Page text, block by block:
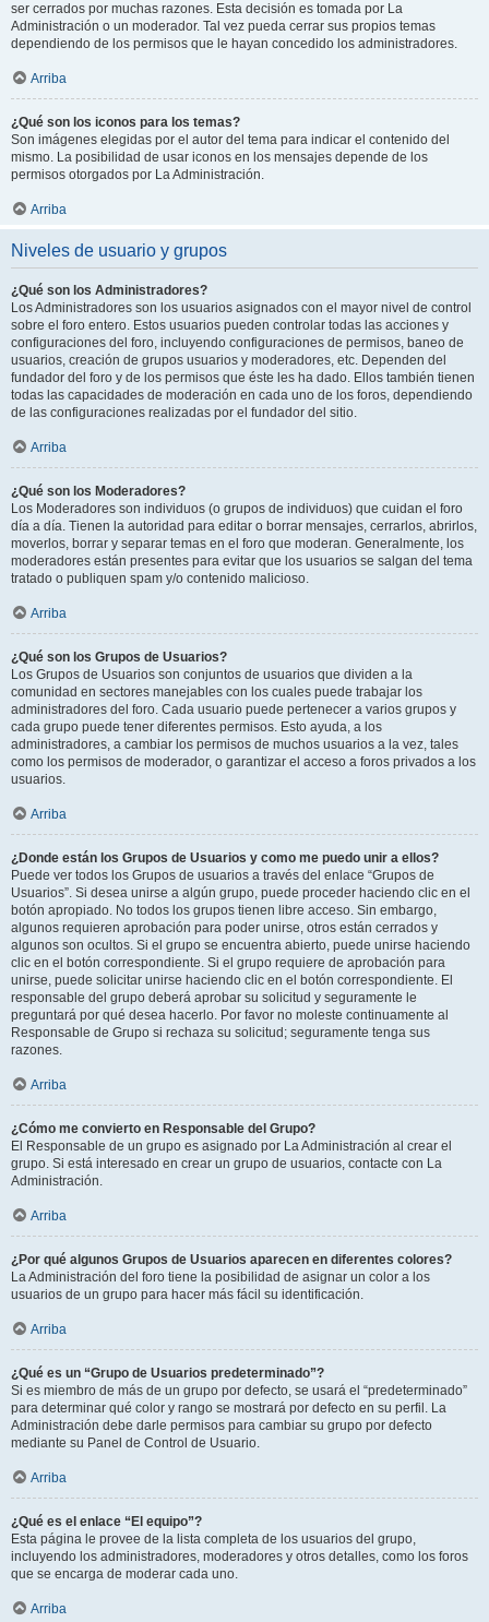
ser cerrados por muchas razones. Esta decisión es tomada por La
Administración o un moderador. Tal vez pueda cerrar sus propios temas
dependiendo de los permisos que le hayan concedido los administradores.
Arriba
¿Qué son los iconos para los temas?
Son imágenes elegidas por el autor del tema para indicar el contenido del
mismo. La posibilidad de usar iconos en los mensajes depende de los
permisos otorgados por La Administración.
Arriba
Niveles de usuario y grupos
¿Qué son los Administradores?
Los Administradores son los usuarios asignados con el mayor nivel de control
sobre el foro entero. Estos usuarios pueden controlar todas las acciones y
configuraciones del foro, incluyendo configuraciones de permisos, baneo de
usuarios, creación de grupos usuarios y moderadores, etc. Dependen del
fundador del foro y de los permisos que éste les ha dado. Ellos también tienen
todas las capacidades de moderación en cada uno de los foros, dependiendo
de las configuraciones realizadas por el fundador del sitio.
Arriba
¿Qué son los Moderadores?
Los Moderadores son individuos (o grupos de individuos) que cuidan el foro
día a día. Tienen la autoridad para editar o borrar mensajes, cerrarlos, abrirlos,
moverlos, borrar y separar temas en el foro que moderan. Generalmente, los
moderadores están presentes para evitar que los usuarios se salgan del tema
tratado o publiquen spam y/o contenido malicioso.
Arriba
¿Qué son los Grupos de Usuarios?
Los Grupos de Usuarios son conjuntos de usuarios que dividen a la
comunidad en sectores manejables con los cuales puede trabajar los
administradores del foro. Cada usuario puede pertenecer a varios grupos y
cada grupo puede tener diferentes permisos. Esto ayuda, a los
administradores, a cambiar los permisos de muchos usuarios a la vez, tales
como los permisos de moderador, o garantizar el acceso a foros privados a los
usuarios.
Arriba
¿Donde están los Grupos de Usuarios y como me puedo unir a ellos?
Puede ver todos los Grupos de usuarios a través del enlace “Grupos de
Usuarios”. Si desea unirse a algún grupo, puede proceder haciendo clic en el
botón apropiado. No todos los grupos tienen libre acceso. Sin embargo,
algunos requieren aprobación para poder unirse, otros están cerrados y
algunos son ocultos. Si el grupo se encuentra abierto, puede unirse haciendo
clic en el botón correspondiente. Si el grupo requiere de aprobación para
unirse, puede solicitar unirse haciendo clic en el botón correspondiente. El
responsable del grupo deberá aprobar su solicitud y seguramente le
preguntará por qué desea hacerlo. Por favor no moleste continuamente al
Responsable de Grupo si rechaza su solicitud; seguramente tenga sus
razones.
Arriba
¿Cómo me convierto en Responsable del Grupo?
El Responsable de un grupo es asignado por La Administración al crear el
grupo. Si está interesado en crear un grupo de usuarios, contacte con La
Administración.
Arriba
¿Por qué algunos Grupos de Usuarios aparecen en diferentes colores?
La Administración del foro tiene la posibilidad de asignar un color a los
usuarios de un grupo para hacer más fácil su identificación.
Arriba
¿Qué es un “Grupo de Usuarios predeterminado”?
Si es miembro de más de un grupo por defecto, se usará el “predeterminado”
para determinar qué color y rango se mostrará por defecto en su perfil. La
Administración debe darle permisos para cambiar su grupo por defecto
mediante su Panel de Control de Usuario.
Arriba
¿Qué es el enlace “El equipo”?
Esta página le provee de la lista completa de los usuarios del grupo,
incluyendo los administradores, moderadores y otros detalles, como los foros
que se encarga de moderar cada uno.
Arriba